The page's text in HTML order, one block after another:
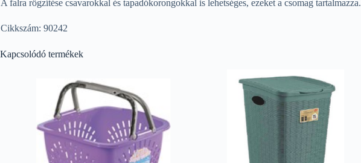
A falra rögzítése csavarokkal és tapadókorongokkal is lehetséges, ezeket a csomag tartalmazza.
Cikkszám: 90242
Kapcsolódó termékek